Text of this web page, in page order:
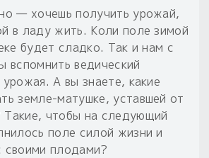
— хочешь получить урожай,
в ладу жить. Коли поле зимой
будет сладко. Так и нам с
вспомнить ведический
А вы знаете, какие
земле-матушке, уставшей от
чтобы на следующий
поле силой жизни и
своими плодами?